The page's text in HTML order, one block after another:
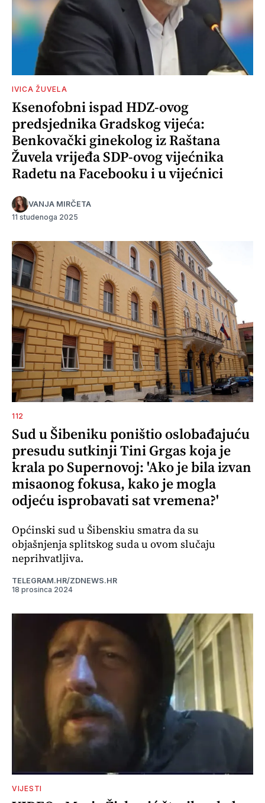
IVICA ŽUVELA
Ksenofobni ispad HDZ-ovog
predsjednika Gradskog vijeća:
Benkovački ginekolog iz Raštana
Žuvela vrijeđa SDP-ovog vijećnika
Radetu na Facebooku i u vijećnici
VANJA MIRČETA
11 studenoga 2025
112
Sud u Šibeniku poništio oslobađajuću
presudu sutkinji Tini Grgas koja je
krala po Supernovoj: 'Ako je bila izvan
misaonog fokusa, kako je mogla
odjeću isprobavati sat vremena?'
Općinski sud u Šibenskiu smatra da su
objašnjenja splitskog suda u ovom slučaju
neprihvatljiva.
TELEGRAM.HR/ZDNEWS.HR
18 prosinca 2024
VIJESTI